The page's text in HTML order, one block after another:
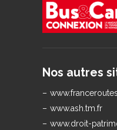
Nos autres
www.ash.tm.fr
www.droit-